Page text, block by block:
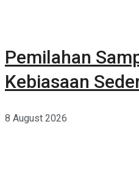
Pemilahan
Kebiasaan
8 August 2026